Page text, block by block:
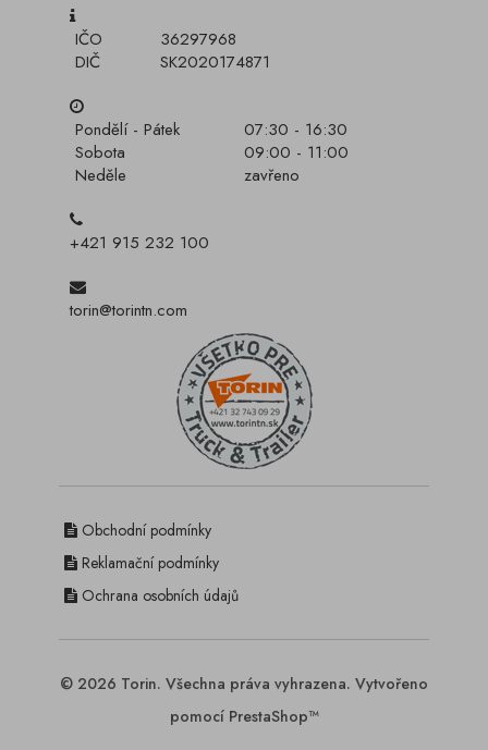
IČO
36297968
DIČ
SK2020174871
Pondělí - Pátek
07:30 - 16:30
Sobota
09:00 - 11:00
Neděle
zavřeno
+421 915 232 100
torin@torintn.com
Obchodní podmínky
Reklamační podmínky
Ochrana osobních údajů
© 2026 Torin. Všechna práva vyhrazena. Vytvořeno
pomocí PrestaShop™